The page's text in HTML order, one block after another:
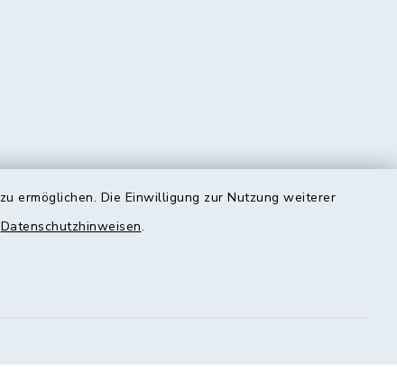
ermöglichen. Die Einwilligung zur Nutzung weiterer
Datenschutzhinweisen.